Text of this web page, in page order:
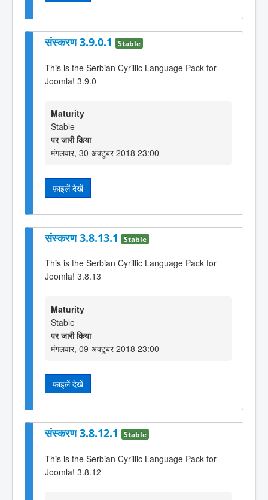
संस्करण 3.9.0.1 Stable
This is the Serbian Cyrillic Language Pack for
Joomla! 3.9.0
Maturity
Stable
पर जारी किया
मंगलवार, 30 अक्टूबर 2018 23:00
फ़ाइलें देखें
संस्करण 3.8.13.1 Stable
This is the Serbian Cyrillic Language Pack for
Joomla! 3.8.13
Maturity
Stable
पर जारी किया
मंगलवार, 09 अक्टूबर 2018 23:00
फ़ाइलें देखें
संस्करण 3.8.12.1 Stable
This is the Serbian Cyrillic Language Pack for
Joomla! 3.8.12